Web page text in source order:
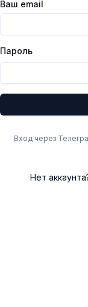
Ваш email
Пароль
Вход через
Нет